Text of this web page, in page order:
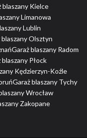
blaszany Kielce
Limanowa
Lublin
blaszany Olsztyn
Garaż blaszany Radom
blaszany Płock
Kędzierzyn-Koźle
Garaż blaszany Tychy
Wrocław
Zakopane